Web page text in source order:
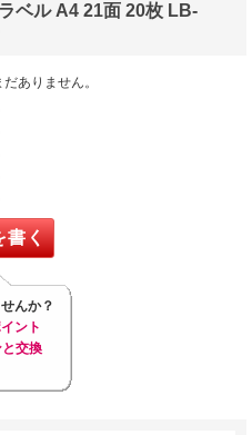
ベル A4 21面 20枚 LB-
ありません。
書く
んか？
ント
交換